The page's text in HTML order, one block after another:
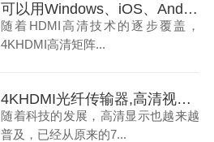
可以用Windows、iOS、Android系统远程操控的4K HDMI高清矩阵-碧云祥
随着HDMI高清技术的逐步覆盖，
4KHDMI高清矩阵...
4KHDMI光纤传输器,高清视频信号的长距离传输方案-碧云祥
随着科技的发展，高清显示也越来越
普及，已经从原来的7...